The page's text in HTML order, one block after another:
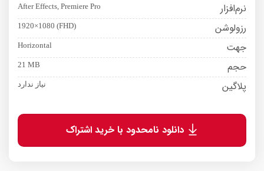
نرم‌افزار After Effects, Premiere Pro
رزولوشن 1920×1080 (FHD)
جهت Horizontal
حجم 21 MB
پلاگین نیاز ندارد
دانلود نامحدود با خرید اشتراک